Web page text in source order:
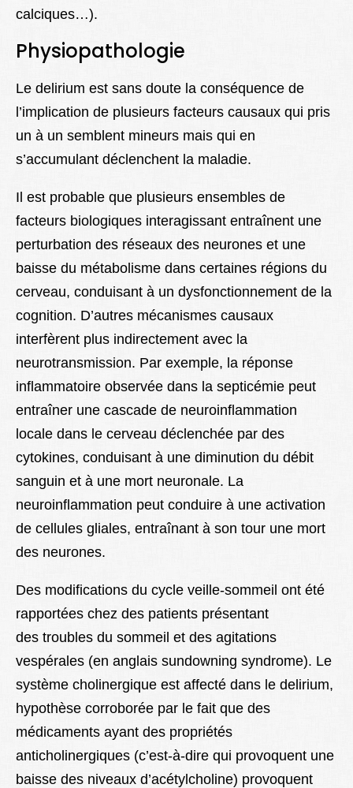
calciques…).
Physiopathologie
Le delirium est sans doute la conséquence de
l’implication de plusieurs facteurs causaux qui pris
un à un semblent mineurs mais qui en
s’accumulant déclenchent la maladie.
Il est probable que plusieurs ensembles de
facteurs biologiques interagissant entraînent une
perturbation des réseaux des neurones et une
baisse du métabolisme dans certaines régions du
cerveau, conduisant à un dysfonctionnement de la
cognition. D’autres mécanismes causaux
interfèrent plus indirectement avec la
neurotransmission. Par exemple, la réponse
inflammatoire observée dans la septicémie peut
entraîner une cascade de neuroinflammation
locale dans le cerveau déclenchée par des
cytokines, conduisant à une diminution du débit
sanguin et à une mort neuronale. La
neuroinflammation peut conduire à une activation
de cellules gliales, entraînant à son tour une mort
des neurones.
Des modifications du cycle veille-sommeil ont été
rapportées chez des patients présentant
des troubles du sommeil et des agitations
vespérales (en anglais sundowning syndrome). Le
système cholinergique est affecté dans le delirium,
hypothèse corroborée par le fait que des
médicaments ayant des propriétés
anticholinergiques (c’est-à-dire qui provoquent une
baisse des niveaux d’acétylcholine) provoquent